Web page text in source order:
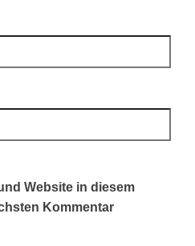
Website in diesem
Kommentar